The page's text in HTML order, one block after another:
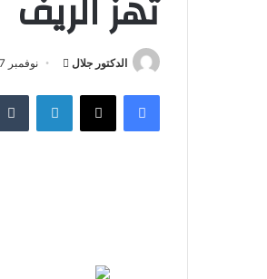
الدكتور جلال
أرسل
إلكترونيا
نوفمبر 27, 2017
فيسبوك X لينكدإن